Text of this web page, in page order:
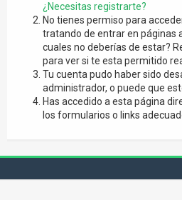
¿Necesitas registrarte?
No tienes permiso para
tratando de entrar en páginas
cuales no deberías de estar?
para ver si te esta permitido
Tu cuenta pudo haber sido
administrador, o puede que
Has accedido a esta página
los formularios o links